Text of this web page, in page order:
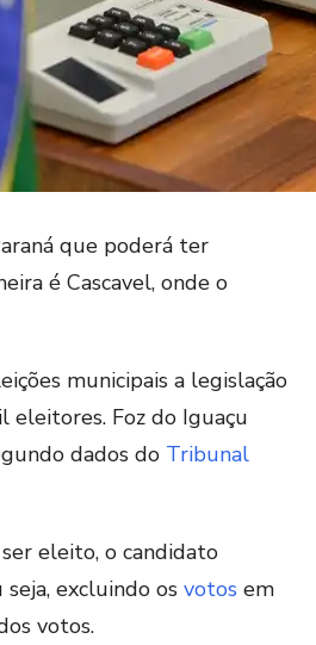
que poderá ter
é Cascavel, onde o
municipais a legislação
eleitores. Foz do Iguaçu
dados do Tribunal
eleito, o candidato
excluindo os votos em
votos.